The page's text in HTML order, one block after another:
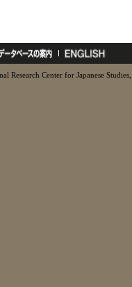
Research Center for Japanese